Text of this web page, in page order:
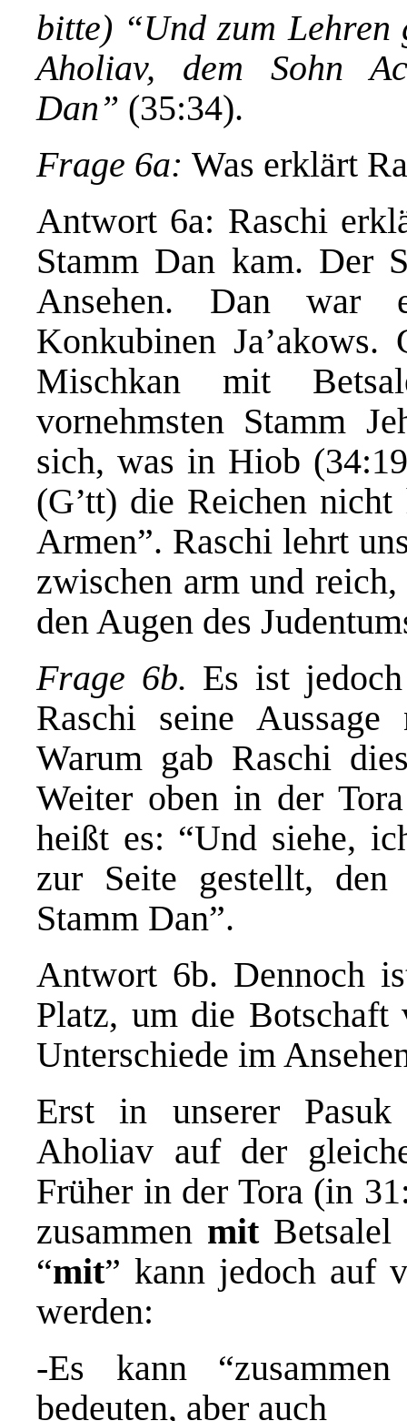
bitte) “Und zum
Aholiav, dem Sohn
Dan” (35:34).
Frage 6a: Was erklärt
Antwort 6a: Raschi
Stamm Dan kam. Der
Ansehen. Dan war
Konkubinen
Mischkan mit
vornehmsten Stamm
sich, was in Hiob
(G’tt) die Reichen
Armen”. Raschi lehrt
zwischen arm und
den Augen des
Frage 6b. Es ist
Raschi seine
Warum gab Raschi
Weiter oben in der
heißt es: “Und siehe,
zur Seite gestellt, den
Stamm Dan”.
Antwort 6b. Dennoch
Platz, um die
Unterschiede im
Erst in unserer
Aholiav auf der
Früher in der Tora (in
zusammen mit
“mit” kann jedoch auf
werden:
-Es kann
bedeuten, aber auch